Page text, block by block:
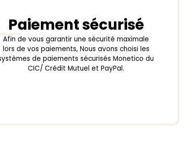
Paiement sécurisé
Afin de vous garantir une sécurité maximale
lors de vos paiements, Nous avons choisi les
de paiements sécurisés Monetico du
CIC/ Crédit Mutuel et PayPal.